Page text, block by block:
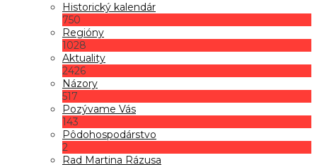
Historický kalendár
750
Regióny
1028
Aktuality
2426
Názory
517
Pozývame Vás
143
Pôdohospodárstvo
2
Rad Martina Rázusa